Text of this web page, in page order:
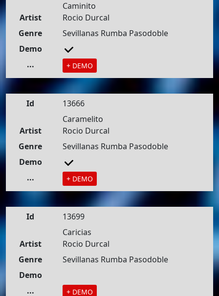
Caminito
Artist
Rocio Durcal
Genre
Sevillanas Rumba Pasodoble
Demo
...
+ DEMO
Id
13666
Caramelito
Artist
Rocio Durcal
Genre
Sevillanas Rumba Pasodoble
Demo
...
+ DEMO
Id
13699
Caricias
Artist
Rocio Durcal
Genre
Sevillanas Rumba Pasodoble
Demo
...
+ DEMO